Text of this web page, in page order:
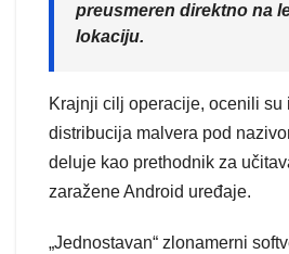
preusmeren direktno na
lokaciju.
Krajnji cilj operacije, ocenili su
distribucija malvera pod
deluje kao prethodnik za
zaražene Android uređaje.
„Jednostavan“ zlonamerni